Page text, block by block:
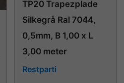
TP20 Trapezplade
Silkegrå Ral 7044,
0,5mm, B 1,00 x L
3,00 meter
Restparti